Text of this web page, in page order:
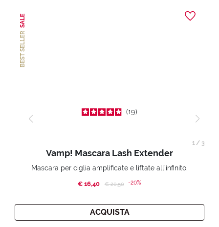
BEST SELLER
SALE
19
Vamp! Mascara Lash Extender
Mascara per ciglia amplificate e liftate all’infinito.
€ 16,40 Price reduced from
€ 20,50to-20%
ACQUISTA
1 / 3